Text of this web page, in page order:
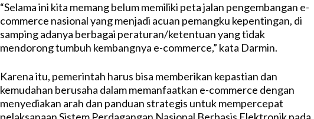
“Selama ini kita memang belum memiliki peta jalan pengembangan e-
commerce nasional yang menjadi acuan pemangku kepentingan, di
samping adanya berbagai peraturan/ketentuan yang tidak
mendorong tumbuh kembangnya e-commerce,” kata Darmin.
Karena itu, pemerintah harus bisa memberikan kepastian dan
kemudahan berusaha dalam memanfaatkan e-commerce dengan
menyediakan arah dan panduan strategis untuk mempercepat